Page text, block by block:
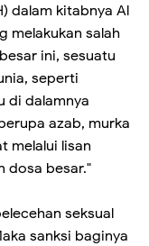
dalam kitabnya Al
melakukan salah
ini, sesuatu
seperti
di dalamnya
azab, murka
melalui lisan
dosa besar."
seksual
sanksi baginya